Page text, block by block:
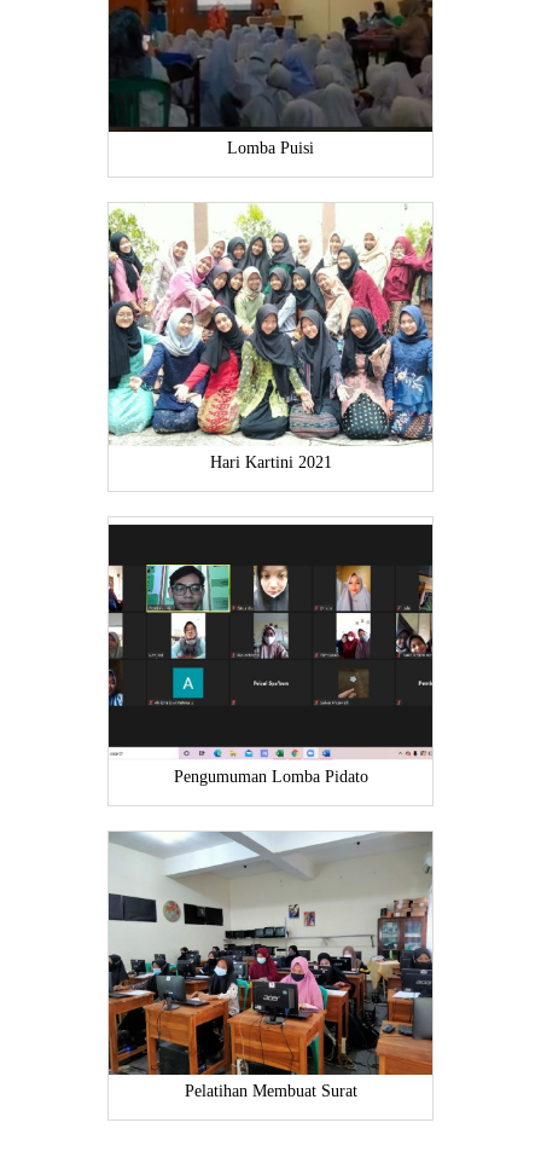
Lomba Puisi
Hari Kartini 2021
Pengumuman Lomba Pidato
Pelatihan Membuat Surat